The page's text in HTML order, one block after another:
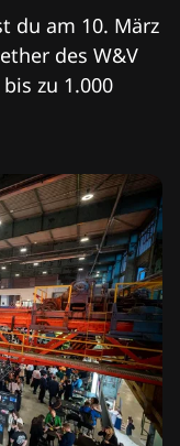
du am 10. März
des W&V
zu 1.000